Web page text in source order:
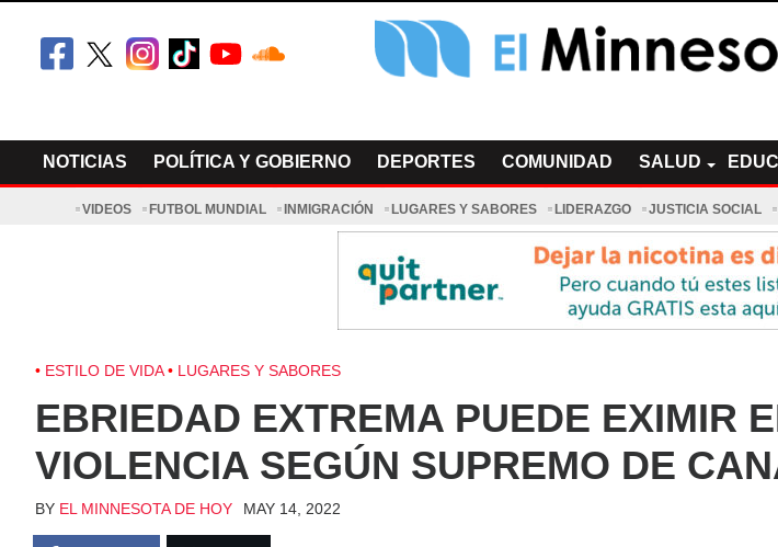
NOTICIAS POLÍTICA Y GOBIERNO DEPORTES COMUNIDAD SALUD
VIDEOS FUTBOL MUNDIAL INMIGRACIÓN LUGARES Y SABORES LIDERAZGO JUSTICIA SOCIAL
ESTILO DE VIDA LUGARES Y SABORES
EBRIEDAD EXTREMA PUEDE EXIMIR
VIOLENCIA SEGÚN SUPREMO DE
BY EL MINNESOTA DE HOY MAY 14, 2022